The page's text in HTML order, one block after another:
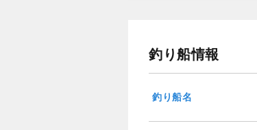
釣り船情報
釣り船名